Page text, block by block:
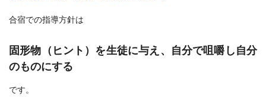
合宿での指導方針は
固形物（ヒント）を生徒に与え、自分で咀嚼し自分
のものにする
です。